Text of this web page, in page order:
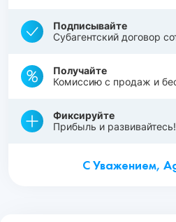
Подписывайте
Субагентский договор
Получайте
Комиссию с продаж и
Фиксируйте
Прибыль и развивайтесь!
С Уважением,